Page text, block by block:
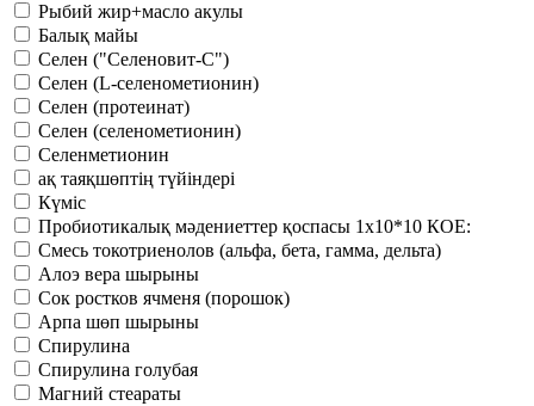
Рыбий жир+масло акулы
Балық майы
Селен ("Селеновит-С")
Селен (L-селенометионин)
Селен (протеинат)
Селен (селенометионин)
Селенметионин
ақ таяқшөптің түйіндері
Күміс
Пробиотикалық мәдениеттер қоспасы 1х10*10 КОЕ:
Смесь токотриенолов (альфа, бета, гамма, дельта)
Алоэ вера шырыны
Сок ростков ячменя (порошок)
Арпа шөп шырыны
Спирулина
Спирулина голубая
Магний стеараты